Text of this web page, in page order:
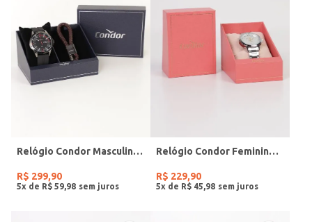
Relógio Condor Masculino PRETO
R$ 299,90
5x de R$ 59 98
Relógio Condor Feminino PRATA
R$ 229,90
5x de R$ 45 98